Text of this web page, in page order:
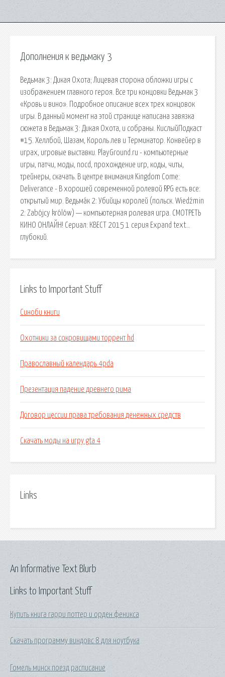
Дополнения к ведьмаку 3
Ведьмак 3: Дикая Охота; Лицевая сторона обложки игры с
изображением главного героя. Все три концовки Ведьмак 3
«Кровь и вино». Подробное описание всех трех концовок
игры. В данный момент на этой странице написана завязка
сюжета в Ведьмак 3: Дикая Охота, и собраны. КислыйПодкаст
#15. Хеллбой, Шазам, Король лев и Терминатор. Конвейер в
играх, игровые выставки. PlayGround.ru - компьютерные
игры, патчи, моды, nocd, прохождение игр, коды, читы,
трейнеры, скачать. В центре внимания Kingdom Come:
Deliverance - В хорошей современной ролевой RPG есть все:
открытый мир. Ведьма́к 2: Убийцы королей (польск. Wiedźmin
2: Zabójcy królów) — компьютерная ролевая игра. СМОТРЕТЬ
КИНО ОНЛАЙН! Сериал: КВЕСТ 2015 1 серия Expand text…
глубокий.
Links to Important Stuff
Синоби книги
Охотники за сокровищами торрент hd
Православный календарь 4pda
Презентация падение древнего рима
Договор цессии права требования денежных средств
Скачать моды на игру gta 4
Links
Links to Important Stuff
Купить книга гарри поттер и орден феникса
Скачать программу виндовс 8 для ноутбука
Гомель минск поезд расписание
An Informative Text Blurb